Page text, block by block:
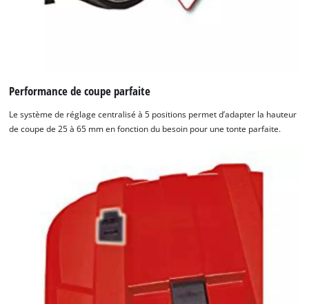
Performance de coupe parfaite
Le système de réglage centralisé à 5 positions permet d’adapter la hauteur
de coupe de 25 à 65 mm en fonction du besoin pour une tonte parfaite.